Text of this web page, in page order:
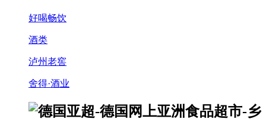
好喝畅饮
酒类
泸州老窖
舍得·酒业